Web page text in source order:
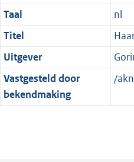
Taal
nl
Titel
Uitgever
Vastgesteld door
bekendmaking
/